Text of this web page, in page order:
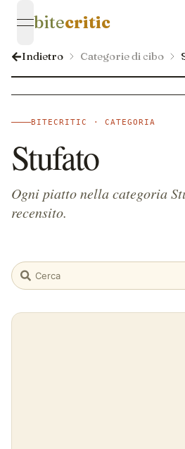
open navigation menu
bitecritic
Indietro Categorie di cibo
BITECRITIC · CATEGORIA
Stufato
Ogni piatto nella categoria
recensito.